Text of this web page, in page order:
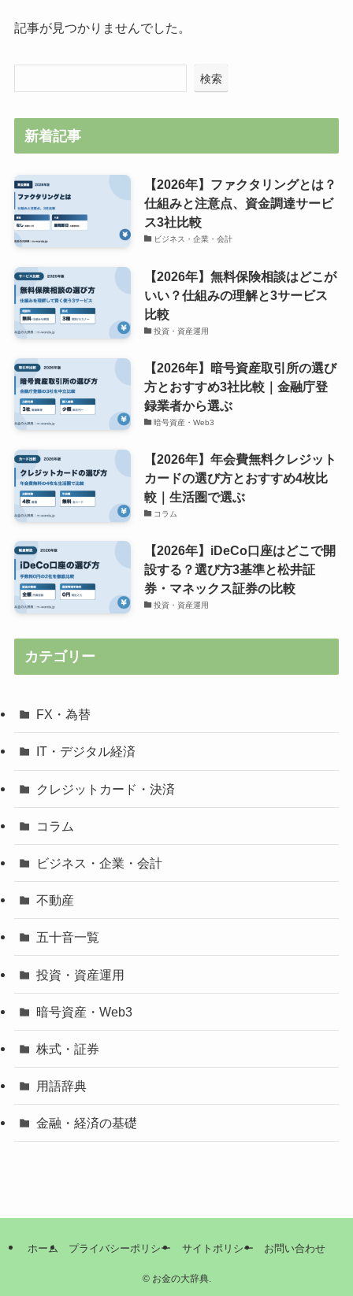
記事が見つかりませんでした。
検索
新着記事
【2026年】ファクタリングとは？
仕組みと注意点、資金調達サービ
ス3社比較
ビジネス・企業・会計
【2026年】無料保険相談はどこが
いい？仕組みの理解と3サービス
比較
投資・資産運用
【2026年】暗号資産取引所の選び
方とおすすめ3社比較｜金融庁登
録業者から選ぶ
暗号資産・Web3
【2026年】年会費無料クレジット
カードの選び方とおすすめ4枚比
較｜生活圏で選ぶ
コラム
【2026年】iDeCo口座はどこで開
設する？選び方3基準と松井証
券・マネックス証券の比較
投資・資産運用
カテゴリー
FX・為替
IT・デジタル経済
クレジットカード・決済
コラム
ビジネス・企業・会計
不動産
五十音一覧
投資・資産運用
暗号資産・Web3
株式・証券
用語辞典
金融・経済の基礎
ホーム プライバシーポリシー サイトポリシー お問い合わせ
©お金の大辞典.